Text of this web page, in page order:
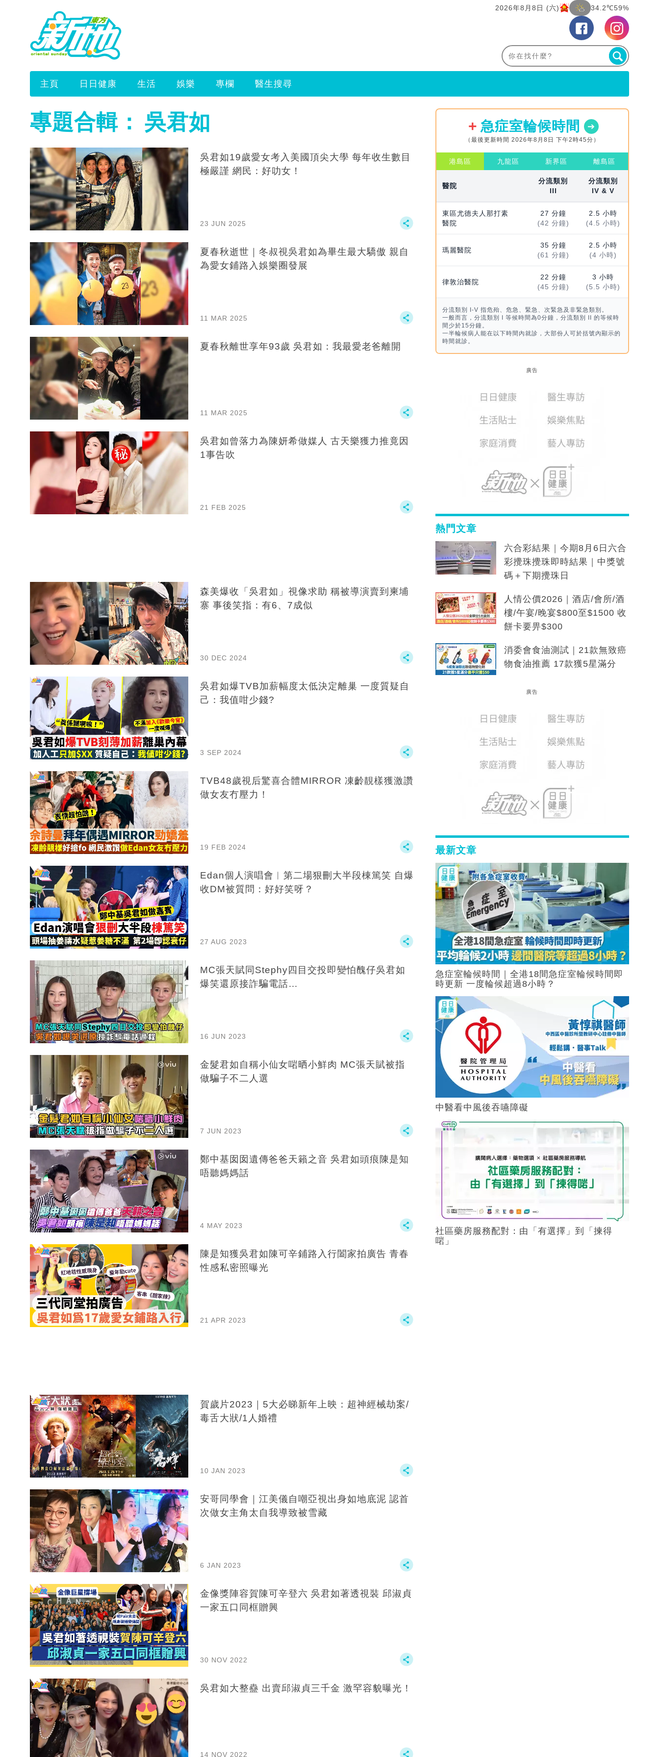
2026年8月8日 (六) 34.2℃59%
主頁 日日健康 生活 娛樂 專欄 醫生搜尋
專題合輯： 吳君如
吳君如19歲愛女考入美國頂尖大學 每年收生數目
極嚴謹 網民：好叻女！
23 JUN 2025
夏春秋逝世｜冬叔視吳君如為畢生最大驕傲 親自
為愛女鋪路入娛樂圈發展
11 MAR 2025
夏春秋離世享年93歲 吳君如：我最愛老爸離開
11 MAR 2025
吳君如曾落力為陳妍希做媒人 古天樂獲力推竟因
1事告吹
21 FEB 2025
森美爆收「吳君如」視像求助 稱被導演賣到柬埔
寨 事後笑指：有6、7成似
30 DEC 2024
吳君如爆TVB加薪幅度太低決定離巢 一度質疑自
己：我值咁少錢?
3 SEP 2024
TVB48歲視后驚喜合體MIRROR 凍齡靚樣獲激讚
做女友冇壓力！
19 FEB 2024
Edan個人演唱會︱第二場狠刪大半段棟篤笑 自爆
收DM被質問：好好笑呀？
27 AUG 2023
MC張天賦同Stephy四目交投即變怕醜仔️吳君如
爆笑還原️接詐騙電話…
16 JUN 2023
金髮君如自稱‍️小仙女啱晒小鮮肉 MC張天賦被指
做騙子不二人選
7 JUN 2023
鄭中基囡囡遺傳爸爸天籟之音 吳君如頭痕陳是知
唔聽媽媽話
4 MAY 2023
陳是知獲吳君如陳可辛鋪路入行闔家拍廣告 青春
性感私密照曝光
21 APR 2023
賀歲片2023｜5大必睇新年上映：超神經械劫案/
毒舌大狀/1人婚禮
10 JAN 2023
安哥同學會｜江美儀自嘲亞視出身如地底泥 認首
次做女主角太自我導致被雪藏
6 JAN 2023
金像獎陣容賀陳可辛登六 吳君如著透視裝 邱淑貞
一家五口同框贈興
30 NOV 2022
吳君如大整蠱 出賣邱淑貞三千金 激罕容貌曝光！
14 NOV 2022
急症室輪候時間
（最後更新時間 2026年8月8日 下午2時45分）
港島區 九龍區 新界區 離島區
醫院
分流類別
III
分流類別
IV & V
東區尤德夫人那打素
醫院
27 分鐘
(42 分鐘)
2.5 小時
(4.5 小時)
瑪麗醫院
35 分鐘
(61 分鐘)
2.5 小時
(4 小時)
律敦治醫院
22 分鐘
(45 分鐘)
3 小時
(5.5 小時)
分流類別 I-V 指危殆、危急、緊急、次緊急及非緊急類別。
一般而言，分流類別 I 等候時間為0分鐘，分流類別 II 的等候時
間少於15分鐘。
一半輪候病人能在以下時間內就診，大部份人可於括號內顯示的
時間就診。
廣告
熱門文章
六合彩結果｜今期8月6日六合
彩攪珠攪珠即時結果｜中獎號
碼＋下期攪珠日
人情公價2026｜酒店/會所/酒
樓/午宴/晚宴$800至$1500 收
餅卡要畀$300
消委會食油測試｜21款無致癌
物食油推薦 17款獲5星滿分
廣告
最新文章
急症室輪候時間｜全港18間急症室輪候時間即
時更新 一度輪候超過8小時？
中醫看中風後吞嚥障礙
社區藥房服務配對：由「有選擇」到「揀得
啱」